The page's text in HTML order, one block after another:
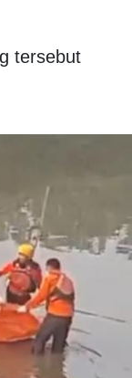
tersebut